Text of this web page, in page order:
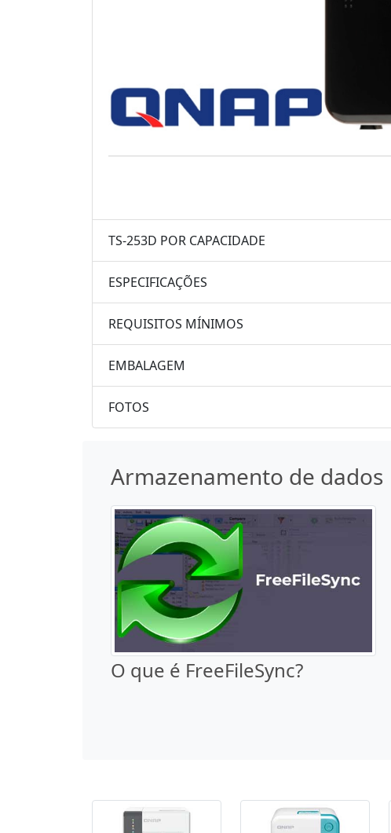
TS-253D POR CAPACIDADE
ESPECIFICAÇÕES
REQUISITOS MÍNIMOS
EMBALAGEM
FOTOS
Armazenamento de dados
O que é FreeFileSync?